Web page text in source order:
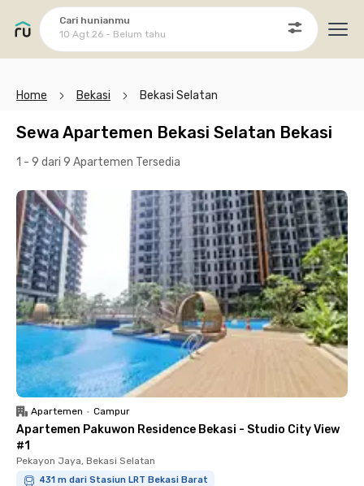
Cari hunianmu
10 Agt 26 - Belum tahu
Home Bekasi Bekasi Selatan
Sewa Apartemen Bekasi Selatan Bekasi
1 - 9 dari 9 Apartemen Tersedia
Apartemen • Campur
Apartemen Pakuwon Residence Bekasi - Studio City View
#1
Pekayon Jaya, Bekasi Selatan
431 m dari Stasiun LRT Bekasi Barat